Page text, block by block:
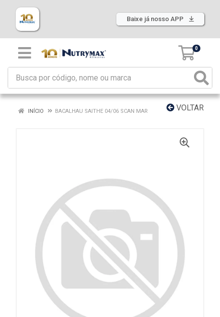
Baixe já nosso APP
0
VOLTAR
INÍCIO BACALHAU SAITHE 04/06 SCAN MAR